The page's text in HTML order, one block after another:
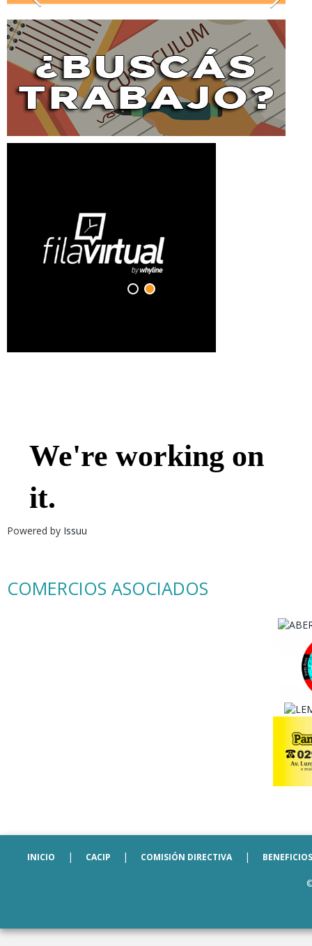
Powered by Issuu
COMERCIOS ASOCIADOS
INICIO | CACIP | COMISIÓN DIRECTIVA | BENEFICIOS